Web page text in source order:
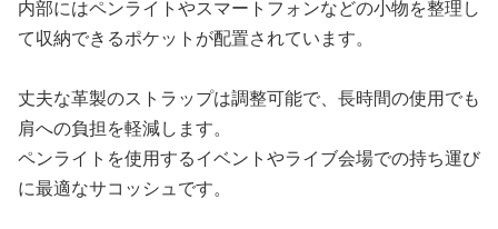
内部にはペンライトやスマートフォンなどの小物を整理し
て収納できるポケットが配置されています。
丈夫な革製のストラップは調整可能で、長時間の使用でも
肩への負担を軽減します。
ペンライトを使用するイベントやライブ会場での持ち運び
に最適なサコッシュです。